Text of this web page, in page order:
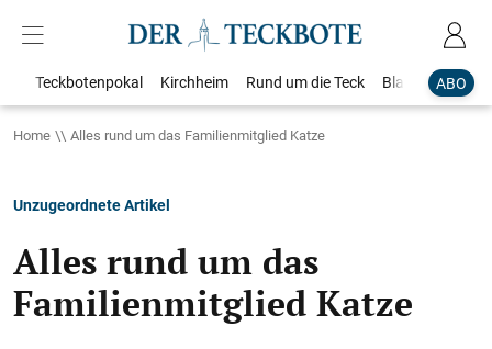
ABO
Teckbotenpokal Kirchheim Rund um die Teck Blaulicht
Home Alles rund um das Familienmitglied Katze
Unzugeordnete Artikel
Alles rund um das
Familienmitglied Katze